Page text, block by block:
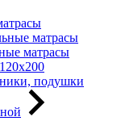
матрасы
матрасы
подушки